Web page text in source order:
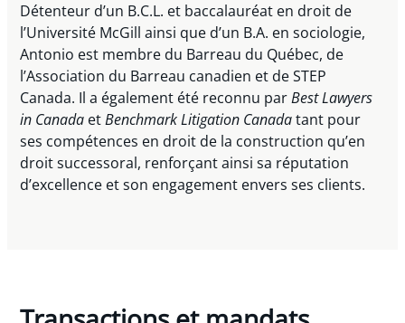
Détenteur d’un B.C.L. et baccalauréat en droit de
l’Université McGill ainsi que d’un B.A. en sociologie,
Antonio est membre du Barreau du Québec, de
l’Association du Barreau canadien et de STEP
Canada. Il a également été reconnu parBest Lawyers
in Canada etBenchmark Litigation Canadatant pour
ses compétences en droit de la construction qu’en
droit successoral, renforçant ainsi sa réputation
d’excellence et son engagement envers ses clients.